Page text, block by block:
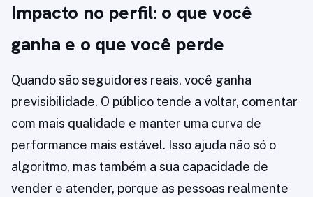
Impacto no perfil: o que você
ganha e o que você perde
Quando são seguidores reais, você ganha
previsibilidade. O público tende a voltar, comentar
com mais qualidade e manter uma curva de
performance mais estável. Isso ajuda não só o
algoritmo, mas também a sua capacidade de
vender e atender, porque as pessoas realmente